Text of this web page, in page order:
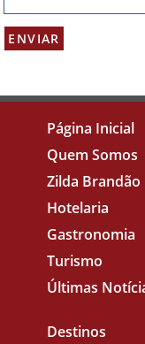
Página Inicial
Quem Somos
Zilda Brandão
Hotelaria
Gastronomia
Turismo
Últimas
Destinos